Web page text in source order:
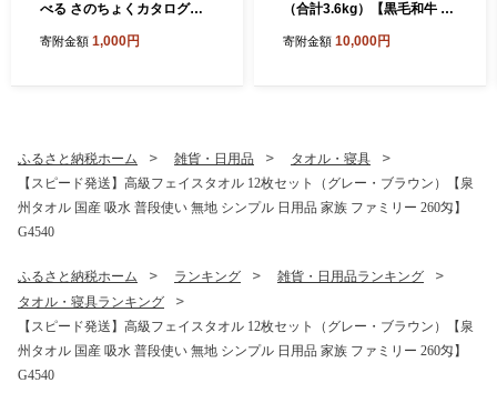
べる さのちょくカタログ
佐野市 ふるさとギフト 4000
寄附金額 1,000円
（合計3.6kg）【黒毛和牛 な
小分け 冷凍 ストック 人気 総
寄附金額 10,000円
ふるさと納税ホーム 雑貨・日用品
タオル・寝具
【スピード発送】高級フェイスタオル 12枚セット（グレー・ブラウン）【泉
州タオル 国産 吸水 普段使い 無地 シンプル 日用品 家族 ファミリー 260匁】
G4540
ふるさと納税ホーム ランキング
雑貨・日用品ランキング
タオル・寝具ランキング
【スピード発送】高級フェイスタオル 12枚セット（グレー・ブラウン）【泉
州タオル 国産 吸水 普段使い 無地 シンプル 日用品 家族 ファミリー 260匁】
G4540